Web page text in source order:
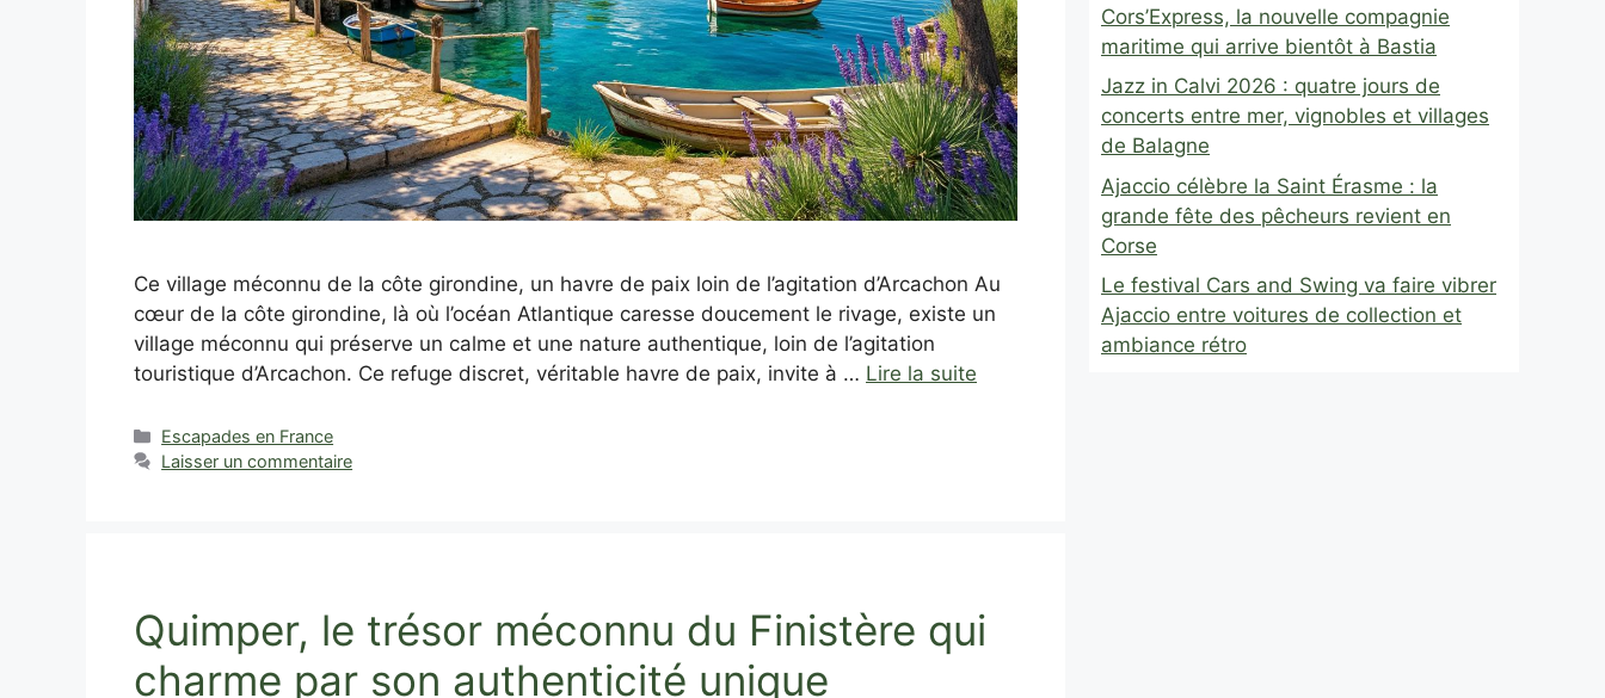
Ce village méconnu de la côte girondine, un havre de paix loin de l’agitation d’Arcachon Au
cœur de la côte girondine, là où l’océan Atlantique caresse doucement le rivage, existe un
village méconnu qui préserve un calme et une nature authentique, loin de l’agitation
touristique d’Arcachon. Ce refuge discret, véritable havre de paix, invite à … Lire la suite
Catégories
Escapades en France
Laisser un commentaire
Quimper, le trésor méconnu du Finistère qui
charme par son authenticité unique
Cors’Express, la nouvelle compagnie
maritime qui arrive bientôt à Bastia
Jazz in Calvi 2026 : quatre jours de
concerts entre mer, vignobles et villages
de Balagne
Ajaccio célèbre la Saint Érasme : la
grande fête des pêcheurs revient en
Corse
Le festival Cars and Swing va faire vibrer
Ajaccio entre voitures de collection et
ambiance rétro